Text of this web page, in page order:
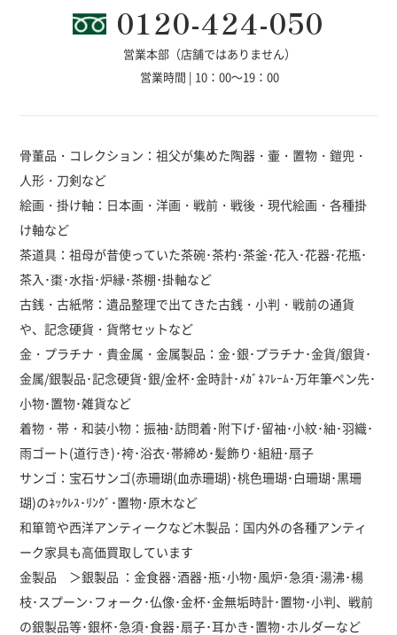
0120-424-050
営業本部（店舗ではありません）
営業時間 | 10：00～19：00
骨董品・コレクション：祖父が集めた陶器・壷・置物・鎧兜・
人形・刀剣など
絵画・掛け軸：日本画・洋画・戦前・戦後・現代絵画・各種掛
け軸など
茶道具：祖母が昔使っていた茶碗･茶杓･茶釜･花入･花器･花瓶･
茶入･棗･水指･炉縁･茶棚･掛軸など
古銭・古紙幣：遺品整理で出てきた古銭・小判・戦前の通貨
や、記念硬貨・貨幣セットなど
金・プラチナ・貴金属・金属製品：金･銀･プラチナ･金貨/銀貨･
金属/銀製品･記念硬貨･銀/金杯･金時計･ﾒｶﾞﾈﾌﾚｰﾑ･万年筆ペン先･
小物･置物･雑貨など
着物・帯・和装小物：振袖･訪問着･附下げ･留袖･小紋･紬･羽織･
雨ゴート(道行き)･袴･浴衣･帯締め･髪飾り･組紐･扇子
サンゴ：宝石サンゴ(赤珊瑚(血赤珊瑚)･桃色珊瑚･白珊瑚･黒珊
瑚)のﾈｯｸﾚｽ･ﾘﾝｸﾞ･置物･原木など
和箪笥や西洋アンティークなど木製品：国内外の各種アンティ
ーク家具も高価買取しています
金製品 ＞銀製品 ：金食器･酒器･瓶･小物･風炉･急須･湯沸･楊
枝･スプーン･フォーク･仏像･金杯･金無垢時計･置物･小判、戦前
の銀製品等･銀杯･急須･食器･扇子･耳かき･置物･ホルダーなど